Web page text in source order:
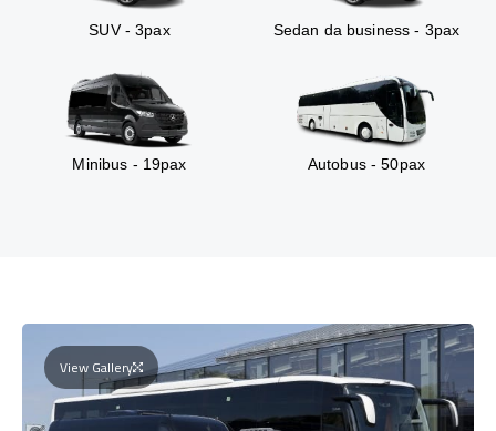
SUV - 3pax Sedan da business - 3pax
Minibus - 19pax Autobus - 50pax
View Gallery